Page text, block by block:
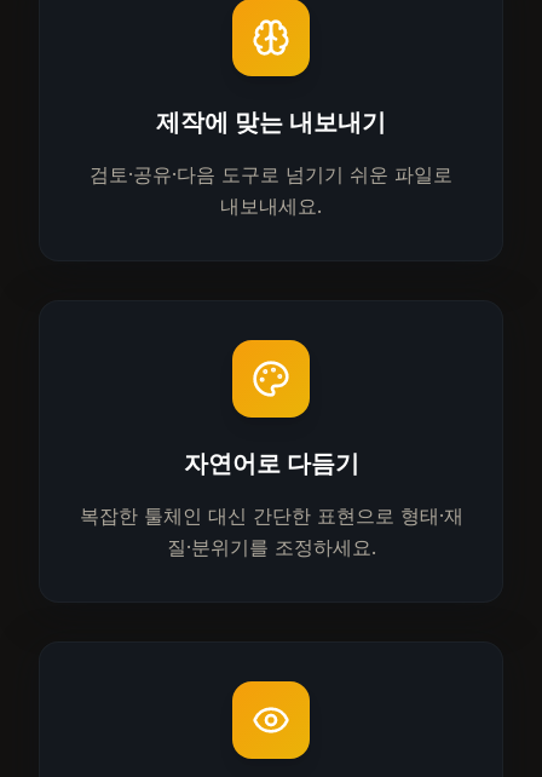
제작에 맞는 내보내기
검토·공유·다음 도구로 넘기기 쉬운 파일로
내보내세요.
자연어로 다듬기
복잡한 툴체인 대신 간단한 표현으로 형태·재
질·분위기를 조정하세요.